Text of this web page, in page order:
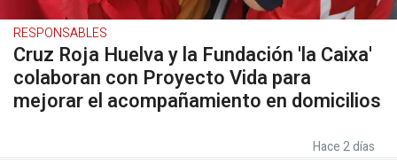
RESPONSABLES
Cruz Roja Huelva y la Fundación 'la Caixa'
colaboran con Proyecto Vida para
mejorar el acompañamiento en domicilios
Hace 2 días